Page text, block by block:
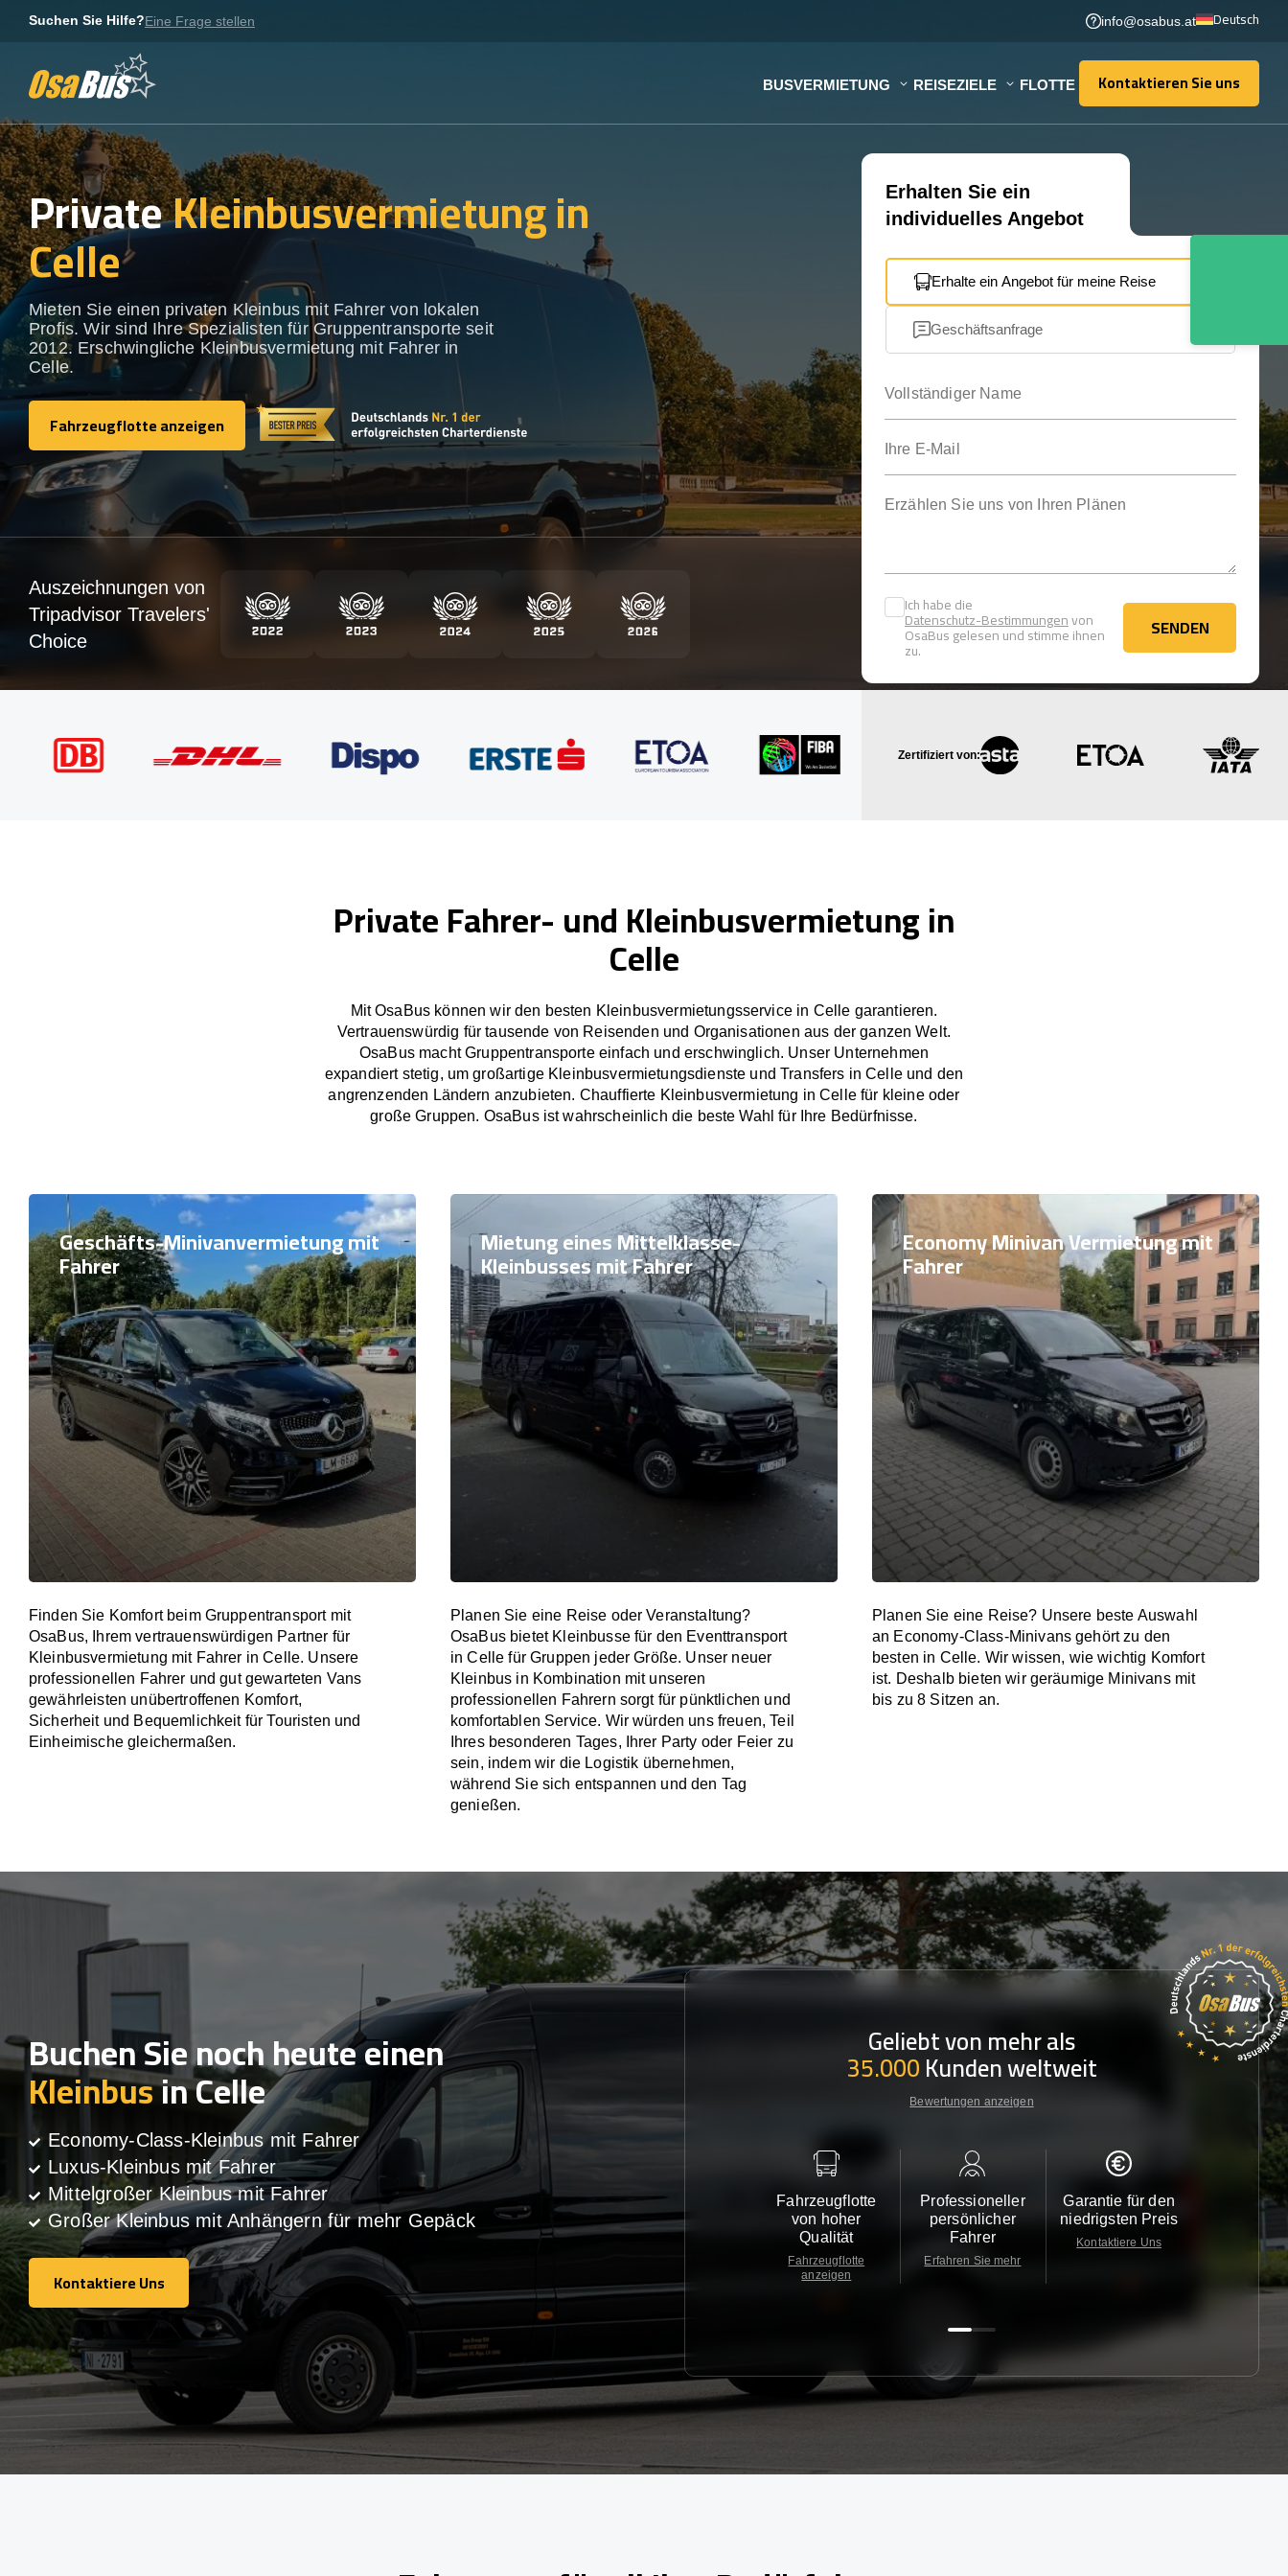
Suchen Sie Hilfe?Eine Frage stellen info@osabus.at Deutsch
BUSVERMIETUNG REISEZIELE FLOTTE Kontaktieren Sie uns
Kontaktieren Sie uns
PrivateKleinbusvermietung in
Celle
Mieten Sie einen privaten Kleinbus mit Fahrer von lokalen
Profis. Wir sind Ihre Spezialisten für Gruppentransporte seit
2012. Erschwingliche Kleinbusvermietung mit Fahrer in
Celle.
Fahrzeugflotte anzeigen
Fahrzeugflotte anzeigen
Erhalten Sie ein
individuelles Angebot
Erhalte ein Angebot für meine Reise
Geschäftsanfrage
Ich habe die
Datenschutz-Bestimmungenvon
OsaBus gelesen und stimme ihnen
zu.
SENDEN
SENDEN
Auszeichnungen von
Tripadvisor Travelers'
Choice
Zertifiziert von:
Private Fahrer- und Kleinbusvermietung in
Celle
Mit OsaBus können wir den besten Kleinbusvermietungsservice in Celle garantieren.
Vertrauenswürdig für tausende von Reisenden und Organisationen aus der ganzen Welt.
OsaBus macht Gruppentransporte einfach und erschwinglich. Unser Unternehmen
expandiert stetig, um großartige Kleinbusvermietungsdienste und Transfers in Celle und den
angrenzenden Ländern anzubieten. Chauffierte Kleinbusvermietung in Celle für kleine oder
große Gruppen. OsaBus ist wahrscheinlich die beste Wahl für Ihre Bedürfnisse.
Geschäfts-Minivanvermietung mit
Fahrer
Finden Sie Komfort beim Gruppentransport mit
OsaBus, Ihrem vertrauenswürdigen Partner für
Kleinbusvermietung mit Fahrer in Celle. Unsere
professionellen Fahrer und gut gewarteten Vans
gewährleisten unübertroffenen Komfort,
Sicherheit und Bequemlichkeit für Touristen und
Einheimische gleichermaßen.
Mietung eines Mittelklasse-
Kleinbusses mit Fahrer
Planen Sie eine Reise oder Veranstaltung?
OsaBus bietet Kleinbusse für den Eventtransport
in Celle für Gruppen jeder Größe. Unser neuer
Kleinbus in Kombination mit unseren
professionellen Fahrern sorgt für pünktlichen und
komfortablen Service. Wir würden uns freuen, Teil
Ihres besonderen Tages, Ihrer Party oder Feier zu
sein, indem wir die Logistik übernehmen,
während Sie sich entspannen und den Tag
genießen.
Economy Minivan Vermietung mit
Fahrer
Planen Sie eine Reise? Unsere beste Auswahl
an Economy-Class-Minivans gehört zu den
besten in Celle. Wir wissen, wie wichtig Komfort
ist. Deshalb bieten wir geräumige Minivans mit
bis zu 8 Sitzen an.
Buchen Sie noch heute einen
Kleinbusin Celle
Economy-Class-Kleinbus mit Fahrer
Luxus-Kleinbus mit Fahrer
Mittelgroßer Kleinbus mit Fahrer
Großer Kleinbus mit Anhängern für mehr Gepäck
Kontaktiere Uns
Kontaktiere Uns
Geliebt von mehr als
35.000Kunden weltweit
Bewertungen anzeigen
Fahrzeugflotte
von hoher
Qualität
Fahrzeugflotte
anzeigen
Professioneller
persönlicher
Fahrer
Erfahren Sie mehr
Garantie für den
niedrigsten Preis
Kontaktiere Uns Kontaktiere